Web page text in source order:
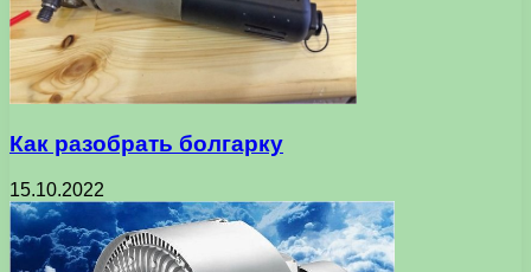
Как разобрать болгарку
15.10.2022